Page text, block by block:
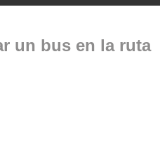
un bus en la ruta